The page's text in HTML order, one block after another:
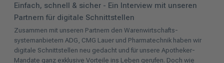
Einfach, schnell & sicher - Ein Interview mit unseren
Partnern für digitale Schnittstellen
Zusammen mit unseren Partnern den Warenwirtschafts­
systemanbietern ADG, CMG Lauer und Pharmatechnik haben wir
digitale Schnittstellen neu gedacht und für unsere Apotheker-
Mandate ganz exklusive Vorteile ins Leben gerufen. Doch wie